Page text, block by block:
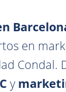
en
Condal.
y